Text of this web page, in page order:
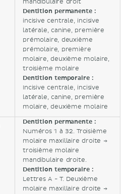
mandibulaire droit
Dentition permanente :
incisive centrale, incisive
latérale, canine, première
prémolaire, deuxième
prémolaire, première
molaire, deuxième molaire,
troisième molaire
Dentition temporaire :
Incisive centrale, incisive
latérale, canine, première
molaire, deuxième molaire
Dentition permanente :
Numéros 1 à 32. Troisième
molaire maxillaire droite →
troisième molaire
mandibulaire droite.
Dentition temporaire :
Lettres A - T. Deuxième
molaire maxillaire droite →